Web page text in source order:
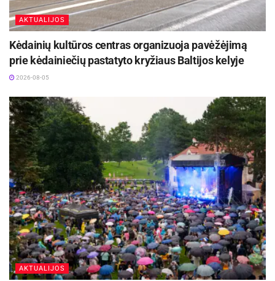
AKTUALIJOS
Kėdainių kultūros centras organizuoja pavėžėjimą
prie kėdainiečių pastatyto kryžiaus Baltijos kelyje
2026-08-05
AKTUALIJOS